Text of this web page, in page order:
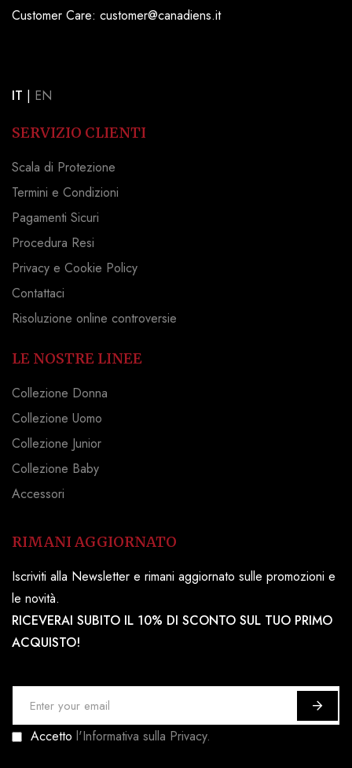
Customer Care: customer@canadiens.it
IT | EN
SERVIZIO CLIENTI
Scala di Protezione
Termini e Condizioni
Pagamenti Sicuri
Procedura Resi
Privacy e Cookie Policy
Contattaci
Risoluzione online controversie
LE NOSTRE LINEE
Collezione Donna
Collezione Uomo
Collezione Junior
Collezione Baby
Accessori
RIMANI AGGIORNATO
Iscriviti alla Newsletter e rimani aggiornato sulle promozioni e
le novità.
RICEVERAI SUBITO IL 10% DI SCONTO SUL TUO PRIMO
ACQUISTO!
c
Accetto l'Informativa sulla Privacy.